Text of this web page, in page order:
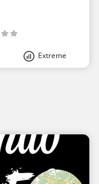
Extreme